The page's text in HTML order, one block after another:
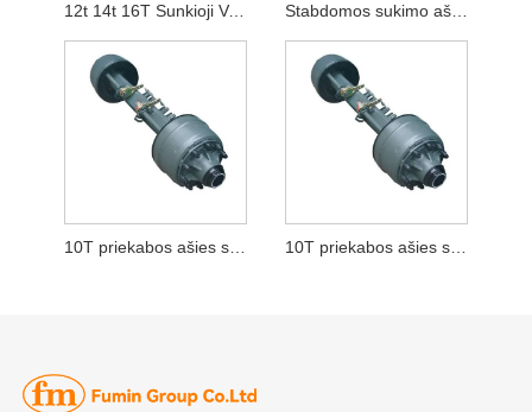
12t 14t 16T Sunkioji Vokietijos būgno tipo ašys, skirtos pusiau priekaboms
10T priekabos ašies stabdžių antiblokavimo sistemos jutiklio palaikymas